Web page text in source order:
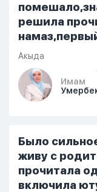
решила
«Аср»
голову
мысли,во
ошибиться и
тахаджуд...
Акыда
Имам
Было
живу с
прочитала
включила